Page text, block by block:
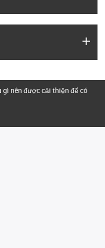
nên được cải thiện để có